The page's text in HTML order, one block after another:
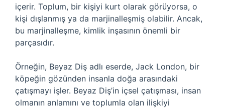
içerir. Toplum, bir kişiyi kurt olarak görüyorsa, o
kişi dışlanmış ya da marjinalleşmiş olabilir. Ancak,
bu marjinalleşme, kimlik inşasının önemli bir
parçasıdır.
Örneğin, Beyaz Diş adlı eserde, Jack London, bir
köpeğin gözünden insanla doğa arasındaki
çatışmayı işler. Beyaz Diş’in içsel çatışması, insan
olmanın anlamını ve toplumla olan ilişkiyi